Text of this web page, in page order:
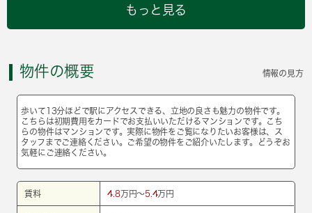
もっと見る
物件の概要 情報の見方
歩いて13分ほどで駅にアクセスできる、立地の良さも魅力の物件です。
こちらは初期費用をカードでお支払いいただけるマンションです。こち
らの物件はマンションです。実際に物件をご覧になりたいお客様は、ス
タッフまでご連絡ください。ご希望の物件をご紹介いたします。どうぞお
気軽にご連絡ください。
賃料 4.8万円～5.4万円